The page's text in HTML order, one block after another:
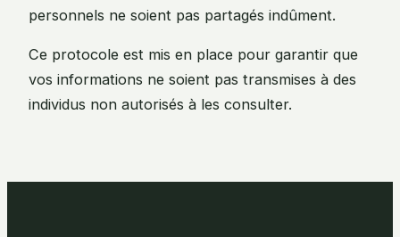
personnels ne soient pas partagés indûment.
Ce protocole est mis en place pour garantir que
vos informations ne soient pas transmises à des
individus non autorisés à les consulter.